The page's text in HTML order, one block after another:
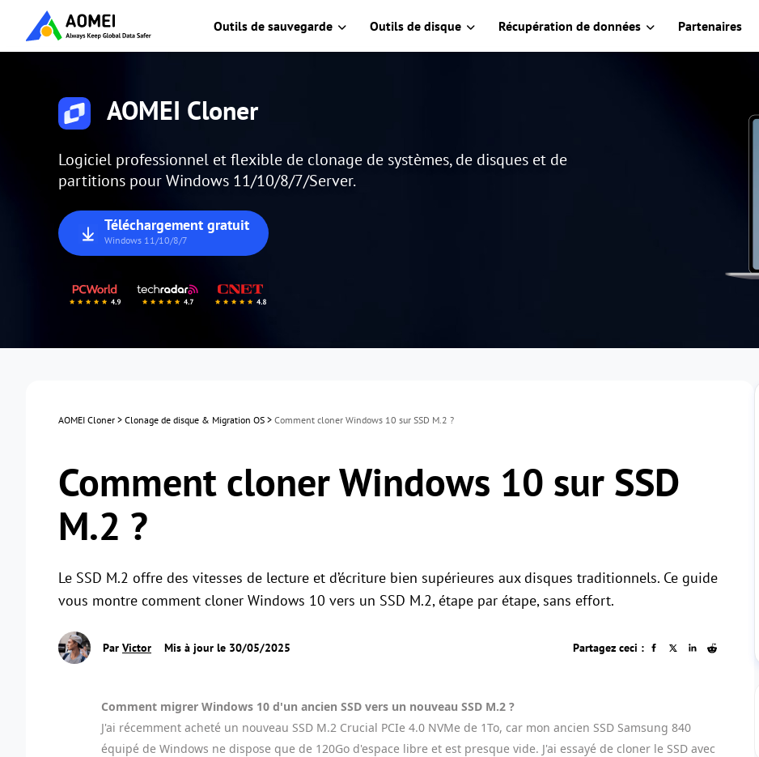
Outils de sauvegarde Outils de disque Récupération de données Partenaires
AOMEI Cloner
Logiciel professionnel et flexible de clonage de systèmes, de disques et de
partitions pour Windows 11/10/8/7/Server.
Téléchargement gratuit
Windows 11/10/8/7
AOMEI Cloner > Clonage de disque & Migration OS > Comment cloner Windows 10 sur SSD M.2 ?
Comment cloner Windows 10 sur SSD
M.2 ?
Le SSD M.2 offre des vitesses de lecture et d’écriture bien supérieures aux disques traditionnels. Ce guide
vous montre comment cloner Windows 10 vers un SSD M.2, étape par étape, sans effort.
Par Victor Mis à jour le 30/05/2025 Partagez ceci :
Comment migrer Windows 10 d'un ancien SSD vers un nouveau SSD M.2 ?
J'ai récemment acheté un nouveau SSD M.2 Crucial PCIe 4.0 NVMe de 1To, car mon ancien SSD Samsung 840
équipé de Windows ne dispose que de 120Go d'espace libre et est presque vide. J'ai essayé de cloner le SSD avec